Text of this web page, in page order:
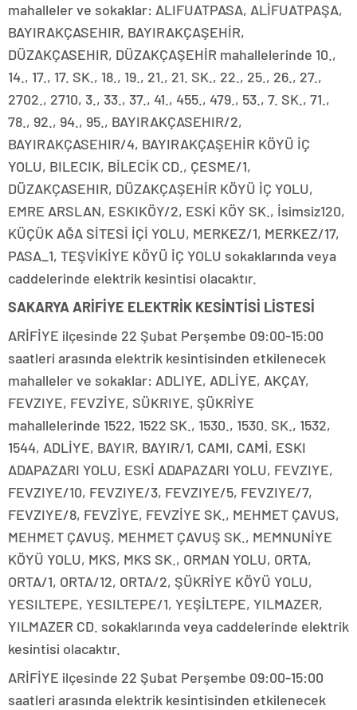
mahalleler ve sokaklar: ALIFUATPASA, ALİFUATPAŞA,
BAYIRAKÇASEHIR, BAYIRAKÇAŞEHİR,
DÜZAKÇASEHIR, DÜZAKÇAŞEHİR mahallelerinde 10.,
14., 17., 17. SK., 18., 19., 21., 21. SK., 22., 25., 26., 27.,
2702., 2710, 3., 33., 37., 41., 455., 479., 53., 7. SK., 71.,
78., 92., 94., 95., BAYIRAKÇASEHIR/2,
BAYIRAKÇASEHIR/4, BAYIRAKÇAŞEHİR KÖYÜ İÇ
YOLU, BILECIK, BİLECİK CD., ÇESME/1,
DÜZAKÇASEHIR, DÜZAKÇAŞEHİR KÖYÜ İÇ YOLU,
EMRE ARSLAN, ESKIKÖY/2, ESKİ KÖY SK., İsimsiz120,
KÜÇÜK AĞA SİTESİ İÇİ YOLU, MERKEZ/1, MERKEZ/17,
PASA_1, TEŞVİKİYE KÖYÜ İÇ YOLU sokaklarında veya
caddelerinde elektrik kesintisi olacaktır.
SAKARYA ARİFİYE ELEKTRİK KESİNTİSİ LİSTESİ
ARİFİYE ilçesinde 22 Şubat Perşembe 09:00-15:00
saatleri arasında elektrik kesintisinden etkilenecek
mahalleler ve sokaklar: ADLIYE, ADLİYE, AKÇAY,
FEVZIYE, FEVZİYE, SÜKRIYE, ŞÜKRİYE
mahallelerinde 1522, 1522 SK., 1530., 1530. SK., 1532,
1544, ADLİYE, BAYIR, BAYIR/1, CAMI, CAMİ, ESKI
ADAPAZARI YOLU, ESKİ ADAPAZARI YOLU, FEVZIYE,
FEVZIYE/10, FEVZIYE/3, FEVZIYE/5, FEVZIYE/7,
FEVZIYE/8, FEVZİYE, FEVZİYE SK., MEHMET ÇAVUS,
MEHMET ÇAVUŞ, MEHMET ÇAVUŞ SK., MEMNUNİYE
KÖYÜ YOLU, MKS, MKS SK., ORMAN YOLU, ORTA,
ORTA/1, ORTA/12, ORTA/2, ŞÜKRİYE KÖYÜ YOLU,
YESILTEPE, YESILTEPE/1, YEŞİLTEPE, YILMAZER,
YILMAZER CD. sokaklarında veya caddelerinde elektrik
kesintisi olacaktır.
ARİFİYE ilçesinde 22 Şubat Perşembe 09:00-15:00
saatleri arasında elektrik kesintisinden etkilenecek